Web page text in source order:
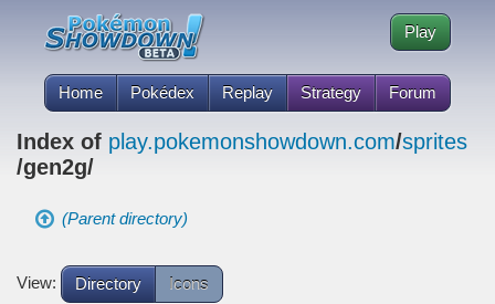
Home Pokédex Replay Strategy Forum
Play
Index of play.pokemonshowdown.com/sprites
/gen2g/
(Parent directory)
View: Directory Icons